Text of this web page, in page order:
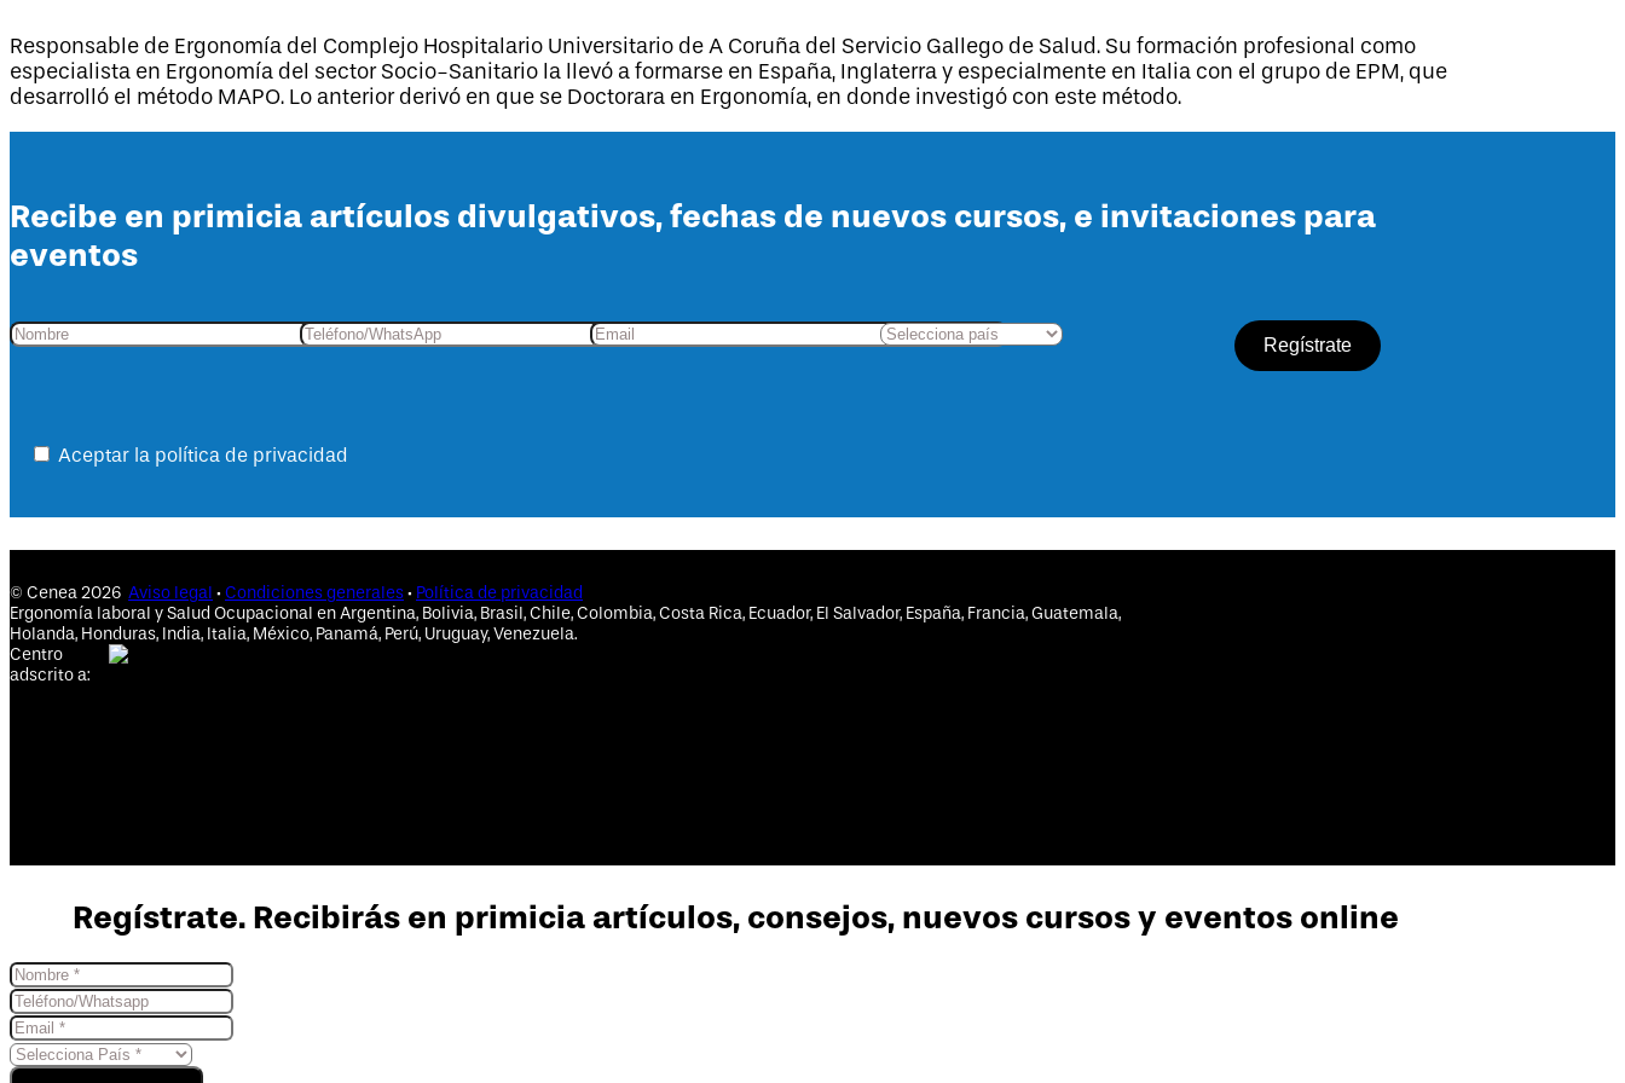
Responsable de Ergonomía del Complejo Hospitalario Universitario de A Coruña del Servicio Gallego de Salud. Su formación profesional como
especialista en Ergonomía del sector Socio-Sanitario la llevó a formarse en España, Inglaterra y especialmente en Italia con el grupo de EPM, que
desarrolló el método MAPO. Lo anterior derivó en que se Doctorara en Ergonomía, en donde investigó con este método.
Recibe en primicia artículos divulgativos, fechas de nuevos cursos, e invitaciones para
eventos
Aceptar la política de privacidad
© Cenea 2026 Aviso legal · Condiciones generales· Política de privacidad
Ergonomía laboral y Salud Ocupacional en Argentina, Bolivia, Brasil, Chile, Colombia, Costa Rica, Ecuador, El Salvador, España, Francia, Guatemala,
Holanda, Honduras, India, Italia, México, Panamá, Perú, Uruguay, Venezuela.
Centro
adscrito a:
Regístrate. Recibirás en primicia artículos, consejos, nuevos cursos y eventos online